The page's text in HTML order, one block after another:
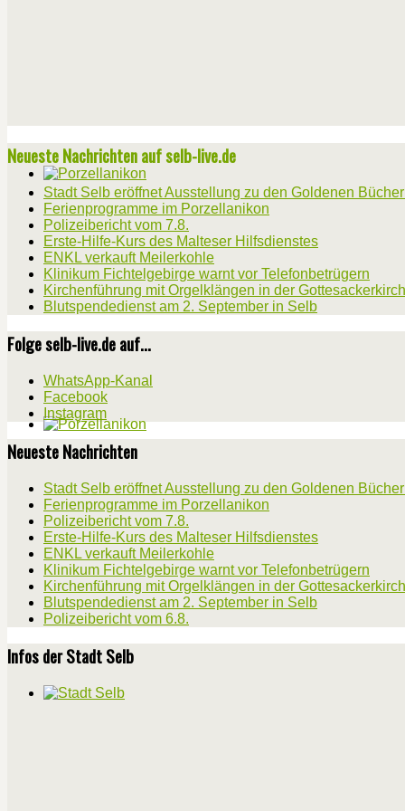
Neueste Nachrichten auf selb-live.de
Stadt Selb eröffnet Ausstellung zu den Goldenen
Ferienprogramme im Porzellanikon
Polizeibericht vom 7.8.
Erste-Hilfe-Kurs des Malteser Hilfsdienstes
ENKL verkauft Meilerkohle
Klinikum Fichtelgebirge warnt vor Telefonbetrügern
Kirchenführung mit Orgelklängen in der
Blutspendedienst am 2. September in Selb
Folge selb-live.de auf...
WhatsApp-Kanal
Facebook
Instagram
Neueste Nachrichten
Stadt Selb eröffnet Ausstellung zu den Goldenen
Ferienprogramme im Porzellanikon
Polizeibericht vom 7.8.
Erste-Hilfe-Kurs des Malteser Hilfsdienstes
ENKL verkauft Meilerkohle
Klinikum Fichtelgebirge warnt vor Telefonbetrügern
Kirchenführung mit Orgelklängen in der
Blutspendedienst am 2. September in Selb
Polizeibericht vom 6.8.
Infos der Stadt Selb